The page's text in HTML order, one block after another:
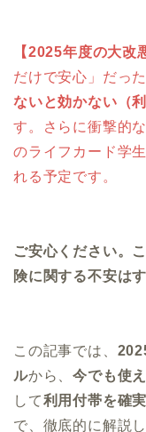
【2025年度の大改
だけで安心」だった
ないと効かない（
す。さらに衝撃的
のライフカード学
れる予定です。
ご安心ください。
険に関する不安は
この記事では、
ルから、今でも使
して利用付帯を確
で、徹底的に解説し